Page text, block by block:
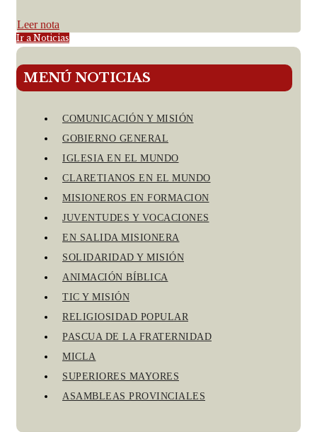
Leer nota
Ir a Noticias
MENÚ NOTICIAS
COMUNICACIÓN Y MISIÓN
GOBIERNO GENERAL
IGLESIA EN EL MUNDO
CLARETIANOS EN EL MUNDO
MISIONEROS EN FORMACION
JUVENTUDES Y VOCACIONES
EN SALIDA MISIONERA
SOLIDARIDAD Y MISIÓN
ANIMACIÓN BÍBLICA
TIC Y MISIÓN
RELIGIOSIDAD POPULAR
PASCUA DE LA FRATERNIDAD
MICLA
SUPERIORES MAYORES
ASAMBLEAS PROVINCIALES